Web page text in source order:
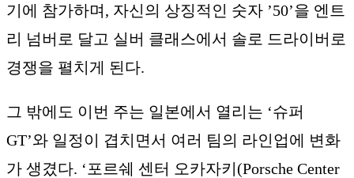
기에 참가하며, 자신의 상징적인 숫자 ’50’을 엔트
리 넘버로 달고 실버 클래스에서 솔로 드라이버로
경쟁을 펼치게 된다.
그 밖에도 이번 주는 일본에서 열리는 ‘슈퍼
GT’와 일정이 겹치면서 여러 팀의 라인업에 변화
가 생겼다. ‘포르쉐 센터 오카자키(Porsche Center